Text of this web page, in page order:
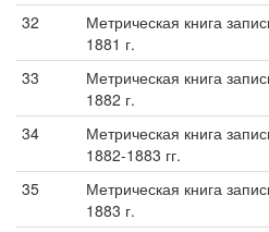
32
Метрическая книга
1881 г.
33
Метрическая книга
1882 г.
34
Метрическая книга
1882-1883 гг.
35
Метрическая книга
1883 г.